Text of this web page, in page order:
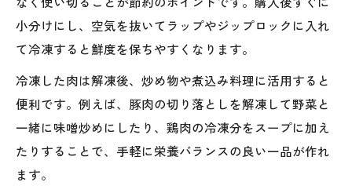
小分けにし、空気を抜いてラップやジップロックに入れ
て冷凍すると鮮度を保ちやすくなります。
冷凍した肉は解凍後、炒め物や煮込み料理に活用すると
便利です。例えば、豚肉の切り落としを解凍して野菜と
一緒に味噌炒めにしたり、鶏肉の冷凍分をスープに加え
たりすることで、手軽に栄養バランスの良い一品が作れ
ます。